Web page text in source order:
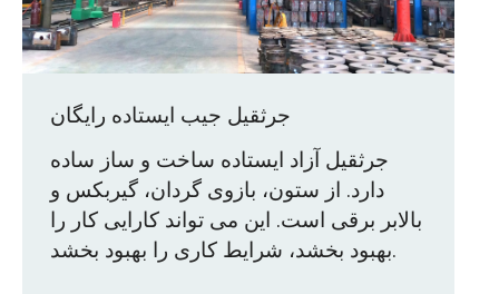
جرثقیل جیب ایستاده رایگان
جرثقیل آزاد ایستاده ساخت و ساز ساده
دارد. از ستون، بازوی گردان، گیربکس و
بالابر برقی است. این می تواند کارایی کار را
بهبود بخشد، شرایط کاری را بهبود بخشد.